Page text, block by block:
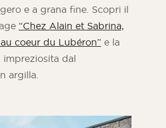
e a grana fine. Scopri il
“Chez Alain et Sabrina,
coeur du Lubéron” e la
impreziosita dal
argilla.